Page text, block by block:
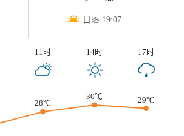
日落 19:07
11时 14时 17时
28℃
30℃ 29℃